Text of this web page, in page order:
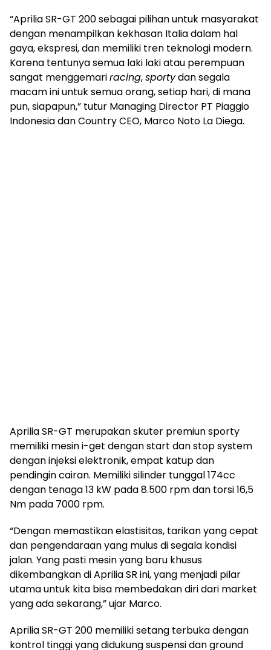
“Aprilia SR-GT 200 sebagai pilihan untuk masyarakat
dengan menampilkan kekhasan Italia dalam hal
gaya, ekspresi, dan memiliki tren teknologi modern.
Karena tentunya semua laki laki atau perempuan
sangat menggemariracing,sportydan segala
macam ini untuk semua orang, setiap hari, di mana
pun, siapapun,” tutur Managing Director PT Piaggio
Indonesia dan Country CEO, Marco Noto La Diega.
Aprilia SR-GT merupakan skuter premiun sporty
memiliki mesin i-get dengan start dan stop system
dengan injeksi elektronik, empat katup dan
pendingin cairan. Memiliki silinder tunggal 174cc
dengan tenaga 13 kW pada 8.500 rpm dan torsi 16,5
Nm pada 7000 rpm.
“Dengan memastikan elastisitas, tarikan yang cepat
dan pengendaraan yang mulus di segala kondisi
jalan. Yang pasti mesin yang baru khusus
dikembangkan di Aprilia SR ini, yang menjadi pilar
utama untuk kita bisa membedakan diri dari market
yang ada sekarang,” ujar Marco.
Aprilia SR-GT 200 memiliki setang terbuka dengan
kontrol tinggi yang didukung suspensi dan ground